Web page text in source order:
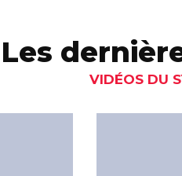
Les
VIDÉOS DU